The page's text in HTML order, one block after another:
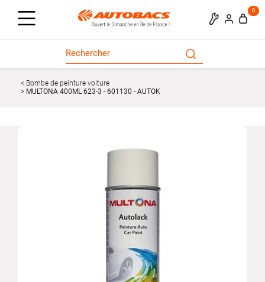
0
Bombe de peinture voiture
MULTONA 400ML 623-3 - 601130 - AUTOK